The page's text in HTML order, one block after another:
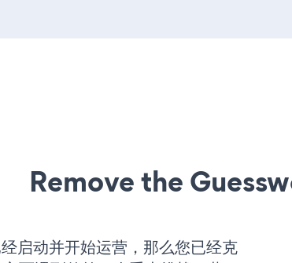
Remove the
启动并开始运营，那么您已经克